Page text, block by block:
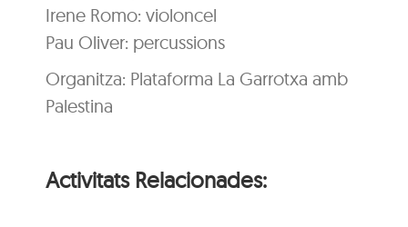
Irene Romo: violoncel
Pau Oliver: percussions
Organitza: Plataforma La Garrotxa amb
Palestina
Activitats Relacionades: